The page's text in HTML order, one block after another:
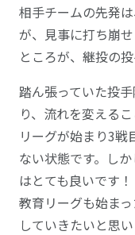
相手チームの先発
が、見事に打ち崩せ
ところが、継投の
踏ん張っていた投
り、流れを変える
リーグが始まり3戦
ない状態です。し
はとても良いです！
教育リーグも始ま
していきたいと思い